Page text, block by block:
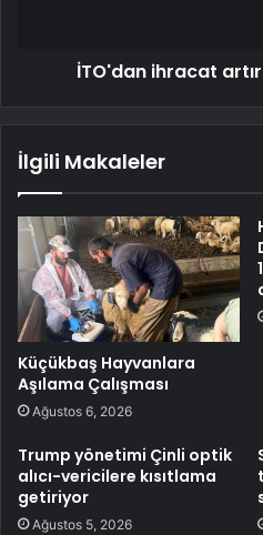
İTO'dan ihracat
İlgili Makaleler
Küçükbaş Hayvanlara
Aşılama Çalışması
Ağustos 6, 2026
Trump yönetimi Çinli optik
alıcı-vericilere kısıtlama
getiriyor
Ağustos 5, 2026